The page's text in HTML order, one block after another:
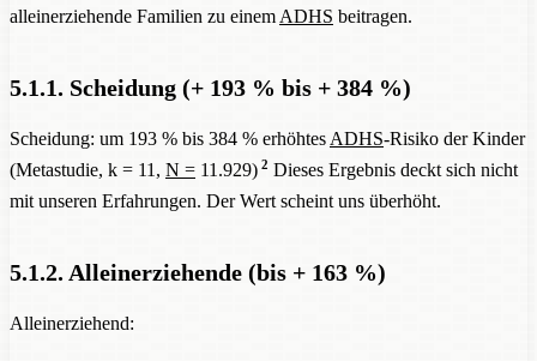
alleinerziehende Familien zu einem ADHS beitragen.
5.1.1. Scheidung (+ 193 % bis + 384 %)
Scheidung: um 193 % bis 384 % erhöhtes ADHS-Risiko der Kinder
(Metastudie, k = 11, N = 11.929) 2 Dieses Ergebnis deckt sich nicht
mit unseren Erfahrungen. Der Wert scheint uns überhöht.
5.1.2. Alleinerziehende (bis + 163 %)
Alleinerziehend: